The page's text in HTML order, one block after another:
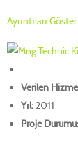
Ayrıntıları Göster
Verilen
Yıl:2011
Proje Durumu: